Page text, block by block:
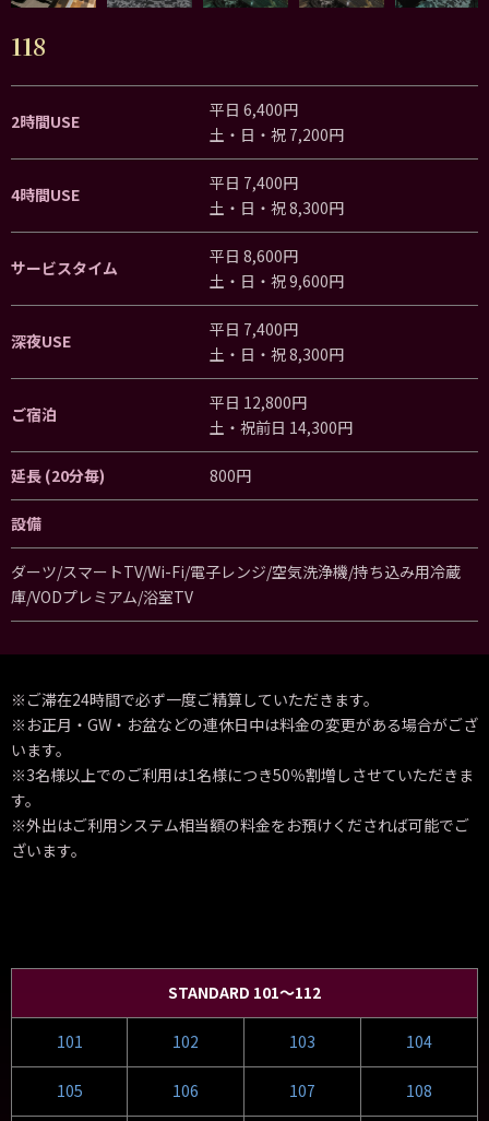
118
2時間USE
平日 6,400円
土・日・祝 7,200円
4時間USE
平日 7,400円
土・日・祝 8,300円
サービスタイム
平日 8,600円
土・日・祝 9,600円
深夜USE
平日 7,400円
土・日・祝 8,300円
ご宿泊
平日 12,800円
土・祝前日 14,300円
延長 (20分毎) 800円
設備
ダーツ/スマートTV/Wi-Fi/電子レンジ/空気洗浄機/持ち込み用冷蔵
庫/VODプレミアム/浴室TV
※ご滞在24時間で必ず一度ご精算していただきます。
※お正月・GW・お盆などの連休日中は料金の変更がある場合がござ
います。
※3名様以上でのご利用は1名様につき50％割増しさせていただきま
す。
※外出はご利用システム相当額の料金をお預けくだされば可能でご
ざいます。
STANDARD 101～112
101 102 103 104
105 106 107 108